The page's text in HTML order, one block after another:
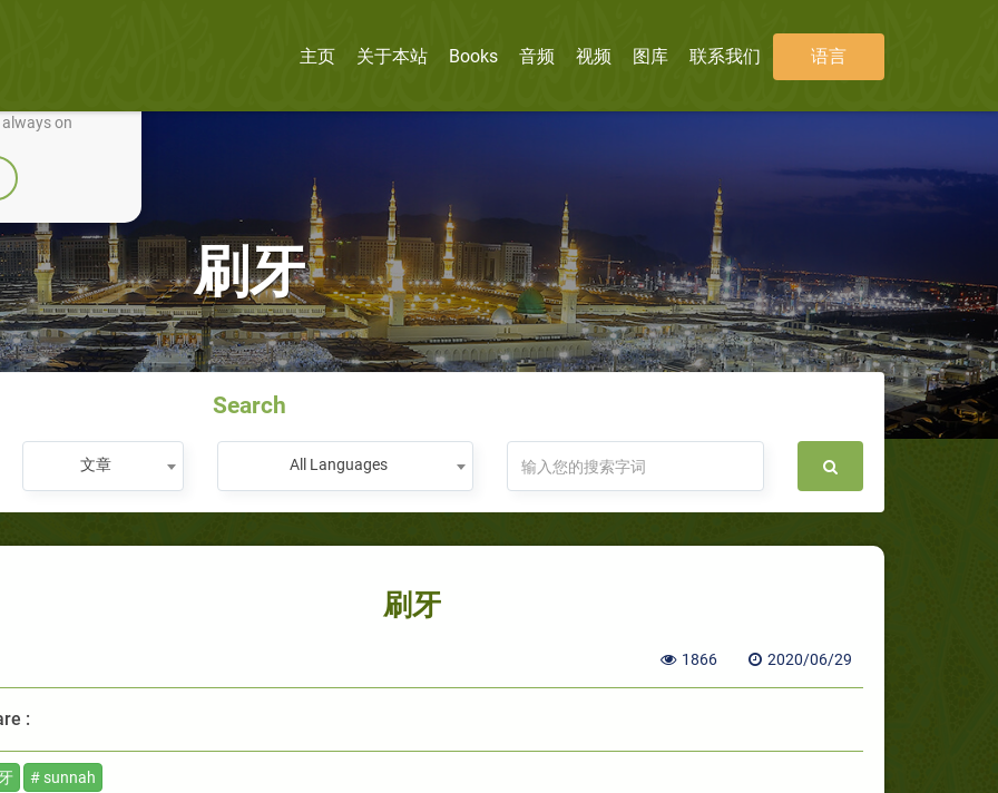
on
主页 关于本站 Books 音频 视频 图库 联系我们 语言
刷牙
Search
文章 All Languages
刷牙
1866 2020/06/29
:
# sunnah